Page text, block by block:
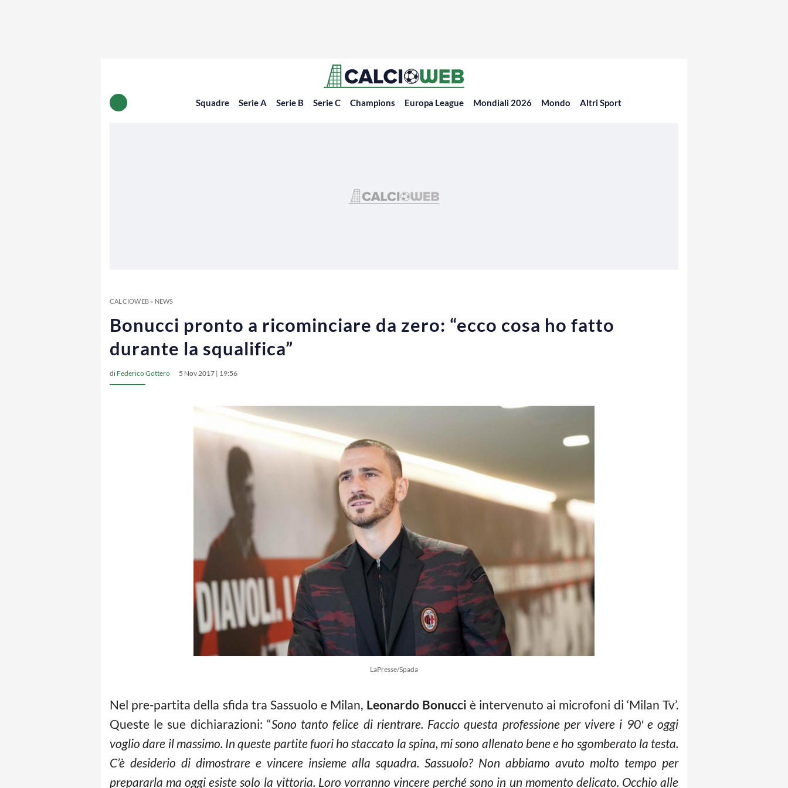
Squadre Serie A Serie B Serie C Champions Europa League Mondiali 2026 Mondo Altri Sport
CALCIOWEB» NEWS
Bonucci pronto a ricominciare da zero: “ecco cosa ho fatto
durante la squalifica”
di Federico Gottero 5 Nov 2017 | 19:56
LaPresse/Spada
Nel pre-partita della sfida tra Sassuolo e Milan, Leonardo Bonucci è intervenuto ai microfoni di ‘Milan Tv’.
Queste le sue dichiarazioni: “Sono tanto felice di rientrare. Faccio questa professione per vivere i 90′ e oggi
voglio dare il massimo. In queste partite fuori ho staccato la spina, mi sono allenato bene e ho sgomberato la testa.
C’è desiderio di dimostrare e vincere insieme alla squadra. Sassuolo? Non abbiamo avuto molto tempo per
prepararla ma oggi esiste solo la vittoria. Loro vorranno vincere perché sono in un momento delicato. Occhio alle